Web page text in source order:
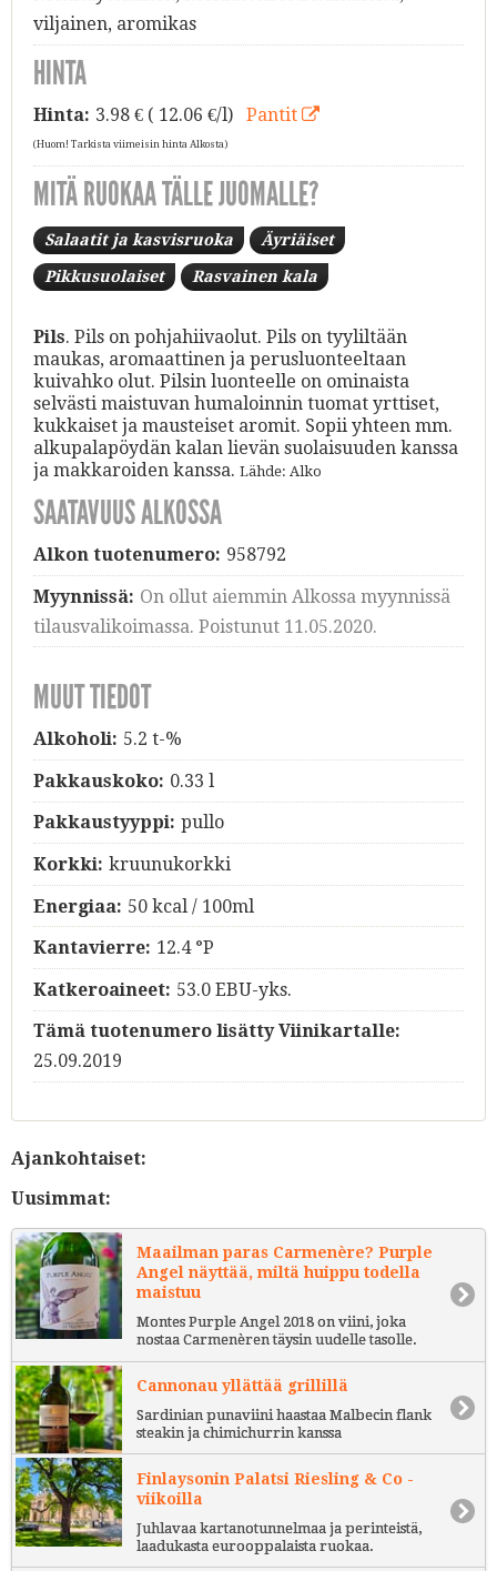
viljainen, aromikas
HINTA
Hinta: 3.98€ ( 12.06 €/l) Pantit
(Huom! Tarkista viimeisin hinta Alkosta)
MITÄ RUOKAA TÄLLE JUOMALLE?
Salaatit ja kasvisruoka Äyriäiset
Pikkusuolaiset Rasvainen kala
Pils. Pils on pohjahiivaolut. Pils on tyyliltään
maukas, aromaattinen ja perusluonteeltaan
kuivahko olut. Pilsin luonteelle on ominaista
selvästi maistuvan humaloinnin tuomat yrttiset,
kukkaiset ja mausteiset aromit. Sopii yhteen mm.
alkupalapöydän kalan lievän suolaisuuden kanssa
ja makkaroiden kanssa. Lähde: Alko
SAATAVUUS ALKOSSA
Alkon tuotenumero: 958792
Myynnissä: On ollut aiemmin Alkossa myynnissä
tilausvalikoimassa. Poistunut 11.05.2020.
MUUT TIEDOT
Alkoholi: 5.2 t-%
Pakkauskoko: 0.33 l
Pakkaustyyppi: pullo
Korkki: kruunukorkki
Energiaa: 50 kcal / 100ml
Kantavierre: 12.4 °P
Katkeroaineet: 53.0 EBU-yks.
Tämä tuotenumero lisätty Viinikartalle:
25.09.2019
Ajankohtaiset:
Uusimmat:
Maailman paras Carmenère? Purple
Angel näyttää, miltä huippu todella
maistuu
Montes Purple Angel 2018 on viini, joka
nostaa Carmenèren täysin uudelle tasolle.
Cannonau yllättää grillillä
Sardinian punaviini haastaa Malbecin flank
steakin ja chimichurrin kanssa
Finlaysonin Palatsi Riesling & Co -
viikoilla
Juhlavaa kartanotunnelmaa ja perinteistä,
laadukasta eurooppalaista ruokaa.